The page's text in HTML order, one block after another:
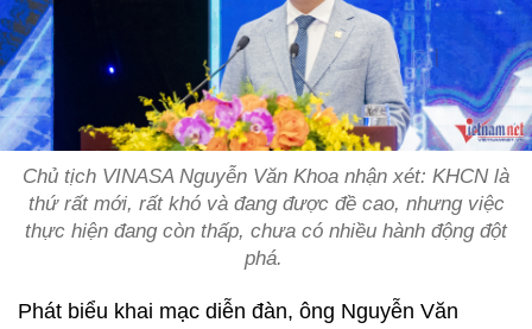
Chủ tịch VINASA Nguyễn Văn Khoa nhận xét: KHCN là
thứ rất mới, rất khó và đang được đề cao, nhưng việc
thực hiện đang còn thấp, chưa có nhiều hành động đột
phá.
Phát biểu khai mạc diễn đàn, ông Nguyễn Văn